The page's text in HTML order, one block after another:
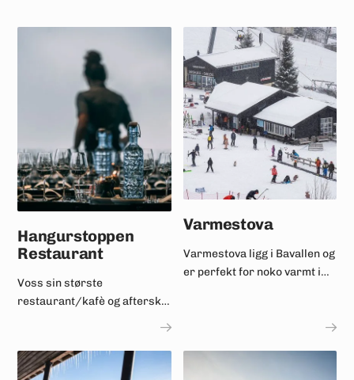
Hangurstoppen
Restaurant
Voss sin største
restaurant/kafè og afterski
Varmestova
Varmestova ligg i Bavallen og
er perfekt for noko varmt i